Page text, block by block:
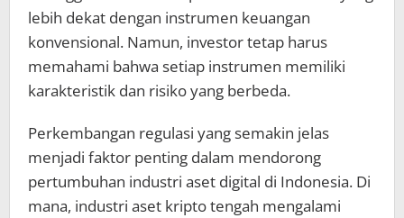
lebih dekat dengan instrumen keuangan
konvensional. Namun, investor tetap harus
memahami bahwa setiap instrumen memiliki
karakteristik dan risiko yang berbeda.
Perkembangan regulasi yang semakin jelas
menjadi faktor penting dalam mendorong
pertumbuhan industri aset digital di Indonesia. Di
mana, industri aset kripto tengah mengalami